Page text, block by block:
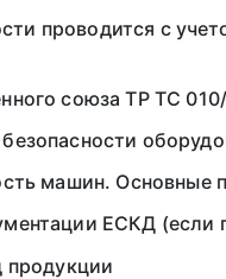
проводится с
союза ТР ТС
машин. Основные
ЕСКД (если
продукции